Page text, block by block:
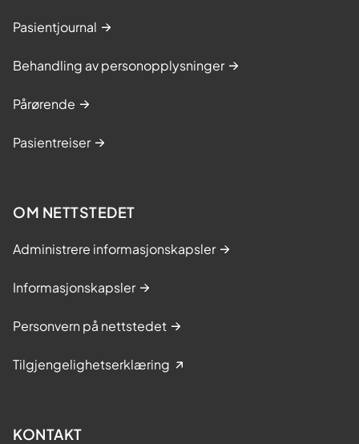
Pasientjournal
Behandling av personopplysninger
Pårørende
Pasientreiser
OM NETTSTEDET
Administrere informasjonskapsler
Informasjonskapsler
Personvern på nettstedet
Tilgjengelighetserklæring
KONTAKT